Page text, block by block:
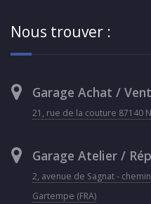
Nous trouver :
Garage Achat /
21, rue de la couture 87140
Garage Atelier /
2, avenue de Sagnat -
Gartempe (FRA)